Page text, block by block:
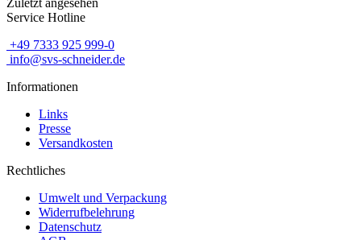
Service Hotline
+49 7333 925 999-0
info@svs-schneider.de
Informationen
Links
Presse
Versandkosten
Rechtliches
Umwelt und Verpackung
Widerrufbelehrung
Datenschutz